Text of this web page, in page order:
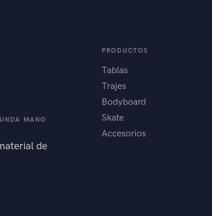
MANO
de
PRODUCTOS
Tablas
Trajes
Bodyboard
Skate
Accesorios